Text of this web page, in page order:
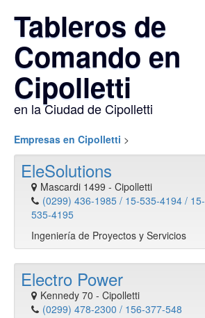
Tableros de
Comando en
Cipolletti
en la Ciudad de Cipolletti
Empresas en Cipolletti >
EleSolutions
Mascardi 1499 - Cipolletti
(0299) 436-1985 / 15-535-4194 / 15-
535-4195
Ingeniería de Proyectos y Servicios
Electro Power
Kennedy 70 - Cipolletti
(0299) 478-2300 / 156-377-548